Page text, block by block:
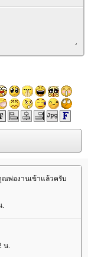
พ่องานเข้าแล้วครับ
.
น.